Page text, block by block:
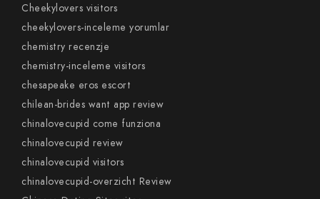
Cheekylovers visitors
cheekylovers-inceleme yorumlar
chemistry recenzje
chemistry-inceleme visitors
chesapeake eros escort
chilean-brides want app review
chinalovecupid come funziona
chinalovecupid review
chinalovecupid visitors
chinalovecupid-overzicht Review